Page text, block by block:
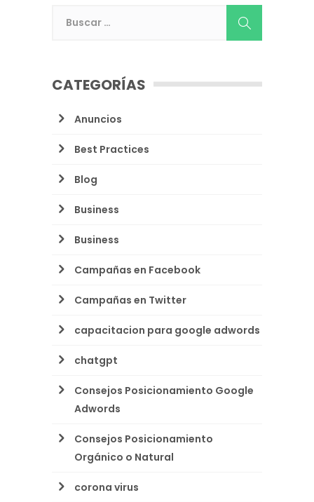
CATEGORÍAS
Anuncios
Best Practices
Blog
Business
Business
Campañas en Facebook
Campañas en Twitter
capacitacion para google adwords
chatgpt
Consejos Posicionamiento Google
Adwords
Consejos Posicionamiento
Orgánico o Natural
corona virus